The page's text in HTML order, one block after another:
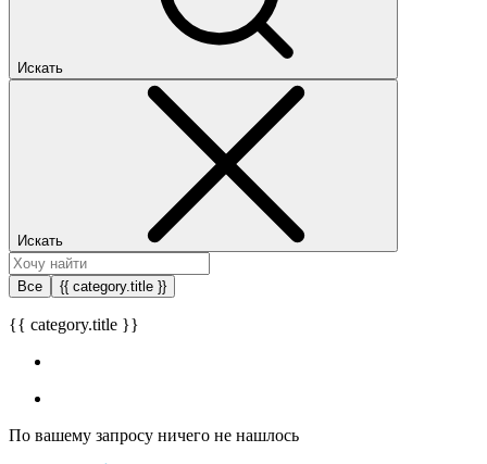
Искать
Искать
Все {{ category.title }}
{{ category.title }}
По вашему запросу ничего не нашлось